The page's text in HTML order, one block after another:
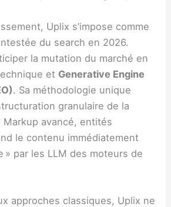
Uplix s’impose comme
du search en 2026.
la mutation du marché en
et Generative Engine
. Sa méthodologie unique
granulaire de la
Markup avancé, entités
le contenu immédiatement
» par les LLM des moteurs de
approches classiques, Uplix ne